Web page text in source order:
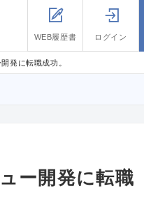
WEB履歴書 ログイン
発に転職成功。
ー開発に転職